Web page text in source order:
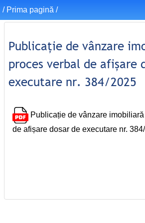
/ Prima pagină /
Publicație de vânzare
proces verbal de afișare
executare nr. 384/2025
Publicație de vânzare imobiliară
de afișare dosar de executare nr.